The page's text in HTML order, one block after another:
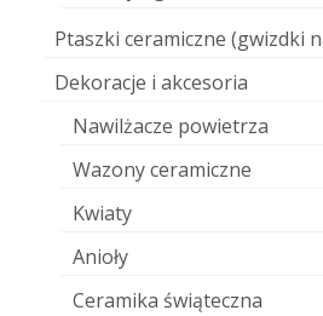
Ptaszki ceramiczne (gwizdki
Dekoracje i akcesoria
Nawilżacze powietrza
Wazony ceramiczne
Kwiaty
Anioły
Ceramika świąteczna